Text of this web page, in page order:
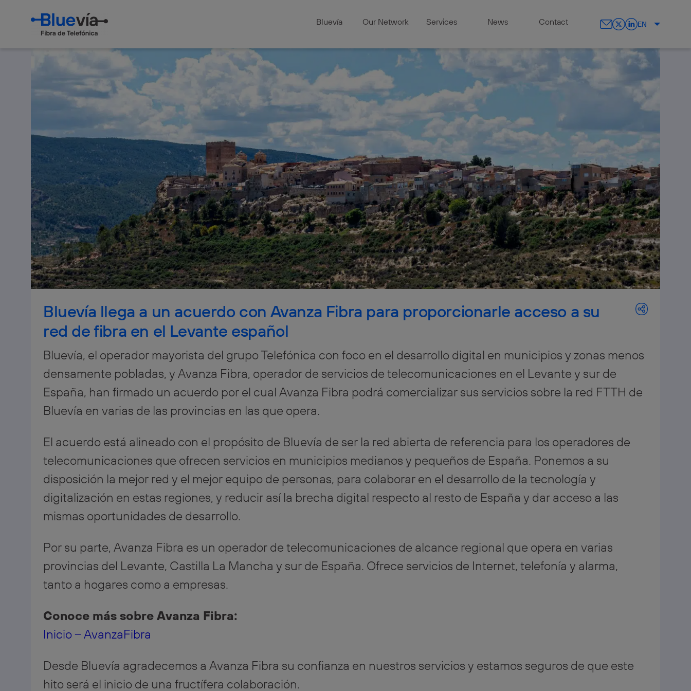
Bluevía Our Network Services News Contact EN
Bluevía llega a un acuerdo con Avanza Fibra para proporcionarle acceso a su
red de fibra en el Levante español
Bluevía, el operador mayorista del grupo Telefónica con foco en el desarrollo digital en municipios y zonas menos
densamente pobladas, y Avanza Fibra, operador de servicios de telecomunicaciones en el Levante y sur de
España, han firmado un acuerdo por el cual Avanza Fibra podrá comercializar sus servicios sobre la red FTTH de
Bluevía en varias de las provincias en las que opera.
El acuerdo está alineado con el propósito de Bluevía de ser la red abierta de referencia para los operadores de
telecomunicaciones que ofrecen servicios en municipios medianos y pequeños de España. Ponemos a su
disposición la mejor red y el mejor equipo de personas, para colaborar en el desarrollo de la tecnología y
digitalización en estas regiones, y reducir así la brecha digital respecto al resto de España y dar acceso a las
mismas oportunidades de desarrollo.
Por su parte, Avanza Fibra es un operador de telecomunicaciones de alcance regional que opera en varias
provincias del Levante, Castilla La Mancha y sur de España. Ofrece servicios de Internet, telefonía y alarma,
tanto a hogares como a empresas.
Conoce más sobre Avanza Fibra:
Inicio – AvanzaFibra
Desde Bluevía agradecemos a Avanza Fibra su confianza en nuestros servicios y estamos seguros de que este
hito será el inicio de una fructífera colaboración.